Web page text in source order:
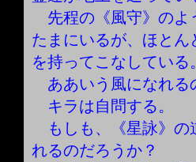
先程の《風守》のよ
たまにいるが、ほと
を持ってこなしている
ああいう風になれる
キラは自問する。
もしも、《星詠》の
れるのだろうか？